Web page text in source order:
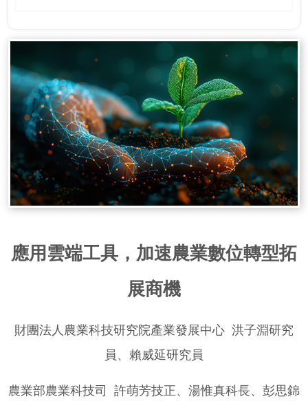
應用雲端工具， 加速農業數位轉型拓
展商機
財團法人農業科技研究院產業發展中心 洪子淵研究
員、賴威延研究員
農業部農業科技司 許萌芳技正、湯惟真科長、彭思錦